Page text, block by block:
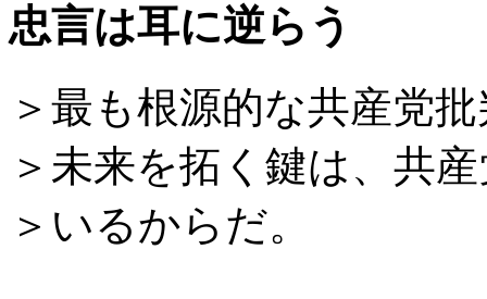
忠言は耳に逆らう
＞最も根源的な共産党
＞未来を拓く鍵は、共
＞いるからだ。